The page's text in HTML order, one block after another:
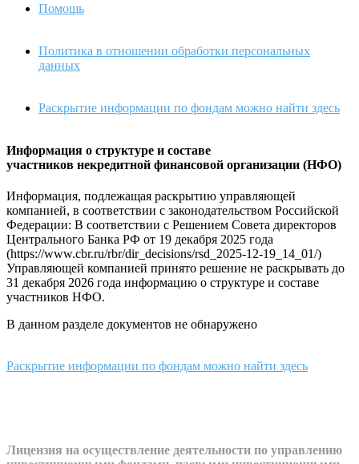
Помощь
Политика в отношении обработки персональных
данных
Раскрытие информации по фондам можно найти здесь
Информация о структуре и составе
участников некредитной финансовой организации (НФО)
Информация, подлежащая раскрытию управляющей
компанией, в соответствии с законодательством Российской
Федерации: В соответствии с Решением Совета директоров
Центрального Банка РФ от 19 декабря 2025 года
(https://www.cbr.ru/rbr/dir_decisions/rsd_2025-12-19_14_01/)
Управляющей компанией принято решение не раскрывать до
31 декабря 2026 года информацию о структуре и составе
участников НФО.
В данном разделе документов не обнаружено
Раскрытие информации по фондам можно найти здесь
Лицензия на осуществление деятельности по управлению